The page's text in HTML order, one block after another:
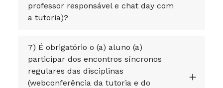
professor responsável e chat day com
a tutoria)?
7) É obrigatório o (a) aluno (a)
participar dos encontros síncronos
regulares das disciplinas
(webconferência da tutoria e do